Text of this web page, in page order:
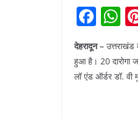
F
c
e
W
h
at
s
देहरादून – उत्तराखंड
हुआ है। 20 दारोगा
लॉ एंड ऑर्डर डॉ.